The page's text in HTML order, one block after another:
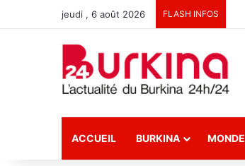
jeudi , 6 août 2026 FLASH INFOS
ACCUEIL BURKINA MONDE